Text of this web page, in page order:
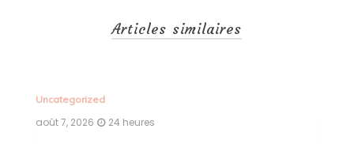
Articles similaires
Uncategorized
août 7, 2026 24 heures